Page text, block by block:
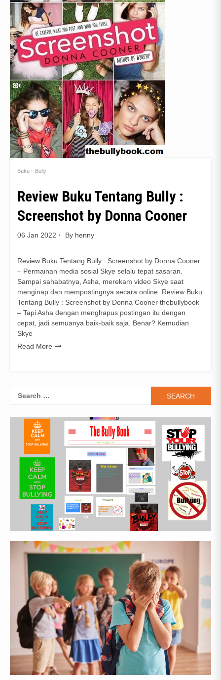
Buku Bully
Review Buku Tentang Bully :
Screenshot by Donna Cooner
06 Jan 2022 By henny
Review Buku Tentang Bully : Screenshot by Donna Cooner
– Permainan media sosial Skye selalu tepat sasaran.
Sampai sahabatnya, Asha, merekam video Skye saat
menginap dan mempostingnya secara online. Review Buku
Tentang Bully : Screenshot by Donna Cooner thebullybook
– Tapi Asha dengan menghapus postingan itu dengan
cepat, jadi semuanya baik-baik saja. Benar? Kemudian
Skye
Read More